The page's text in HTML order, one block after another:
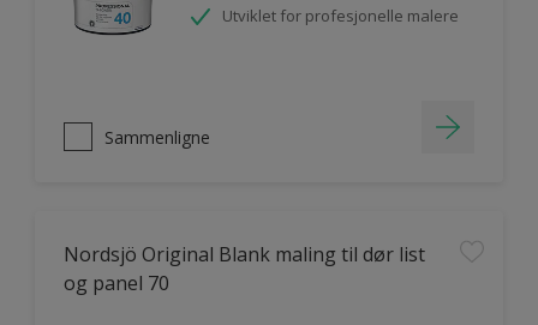
Utviklet for profesjonelle malere
Sammenligne
Nordsjö Original Blank maling til dør list
og panel 70